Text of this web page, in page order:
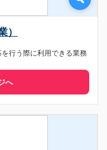
）
行う際に利用できる業務
へ